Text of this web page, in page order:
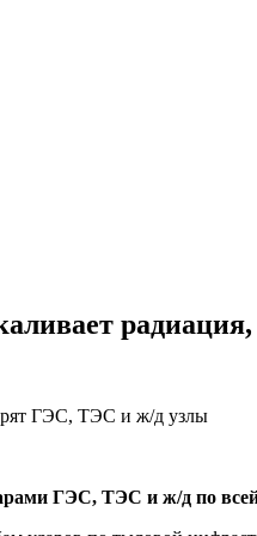
ГЭС, ТЭС и ж/д по